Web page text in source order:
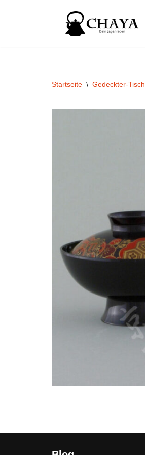
Startseite \ Gedeckter-Tisch